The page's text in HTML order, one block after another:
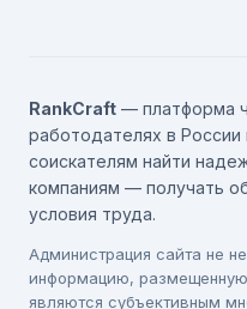
RankCraft — платформа
работодателях в
соискателям найти
компаниям — получать
условия труда.
Администрация сайта не
информацию,
являются субъективным